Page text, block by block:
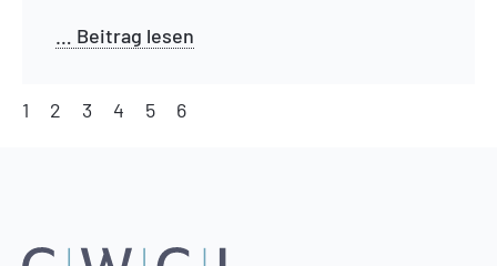
… Beitrag lesen
1 2 3 4 5 6